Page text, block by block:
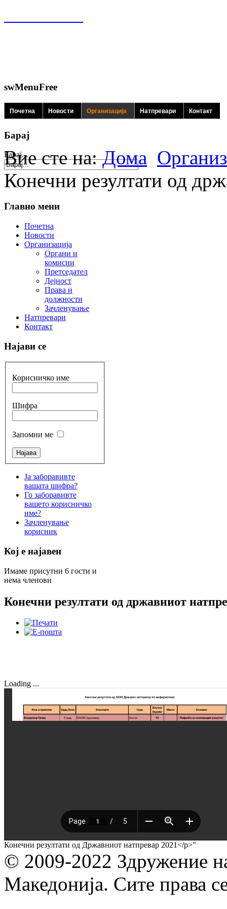
swMenuFree
Почетна Новости Организација Натпревари Контакт
Барај
Барај...
Вие сте на:Дома
Конечни резултати од
Главно мени
Почетна
Новости
Организација
Органи и
комисии
Претседател
Дејност
Права и
должности
Зачленување
Натпревари
Контакт
Најави се
Корисничко име
Шифра
Запомни ме
Ја заборавивте
вашата шифра?
Го заборавивте
вашето корисничко
име?
Зачленување
корисник
Кој е најавен
Имаме присутни 6 гости и
нема членови
Конечни резултати од државниот
Loading ...
Конечни резултати од Државниот натпревар 2021</p>"
© 2009-2022 Здружение
Македонија. Сите права